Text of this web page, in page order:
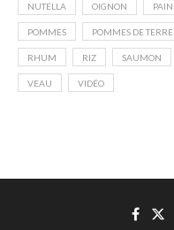
NUTELLA OIGNON PAIN
POMMES POMMES DE TERRE
RHUM RIZ SAUMON
VEAU VIDÉO